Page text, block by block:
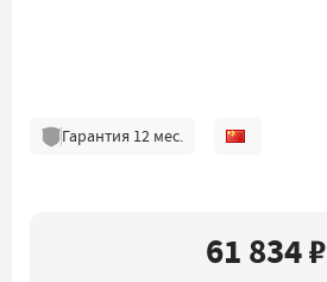
Гарантия 12мес.
61 834 ₽